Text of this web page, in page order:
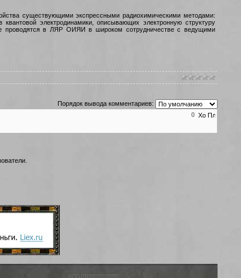
существующими экспрессными радиохимическими методами:
электродинамики, описывающих электронную структуру
проводятся в ЛЯР ОИЯИ в широком сотрудничестве с ведущими
Порядок вывода комментариев:
0